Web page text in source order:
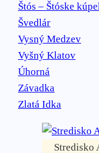
Štós – Štóske
Švedlár
Vysný Medzev
Vyšný Klatov
Úhorná
Závadka
Zlatá Idka
Stredisko